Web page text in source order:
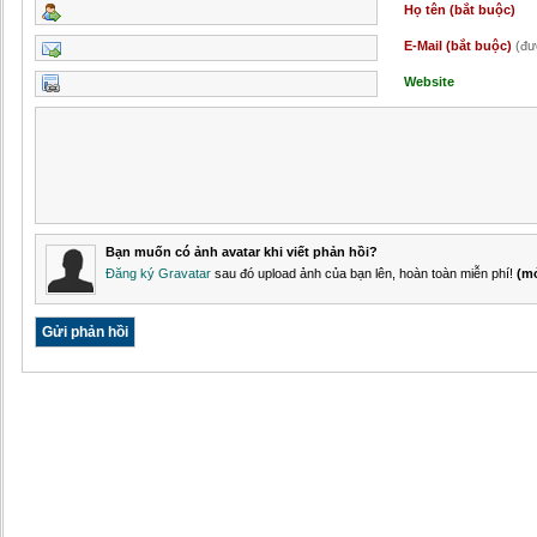
Họ tên (bắt buộc)
E-Mail (bắt buộc)
Website
Bạn muốn có ảnh avatar khi viết phản hồi?
Đăng ký Gravatar sau đó upload ảnh của bạn lên, hoàn toàn miễn phí!